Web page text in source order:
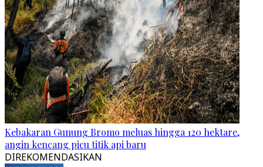
Kebakaran Gunung Bromo meluas hingga 120 hektare,
angin kencang picu titik api baru
DIREKOMENDASIKAN